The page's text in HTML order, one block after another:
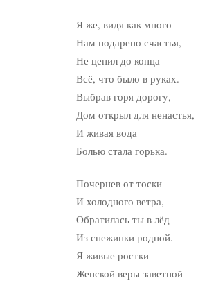
Я же, видя как много
Нам подарено счастья,
Не ценил до конца
Всё, что было в руках.
Выбрав горя дорогу,
Дом открыл для ненастья,
И живая вода
Болью стала горька.
Почернев от тоски
И холодного ветра,
Обратилась ты в лёд
Из снежинки родной.
Я живые ростки
Женской веры заветной